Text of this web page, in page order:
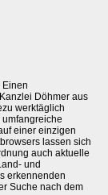
Einen
Döhmer aus
werktäglich
einer einzigen
lassen sich
auch aktuelle
und
erkennenden
Suche nach dem